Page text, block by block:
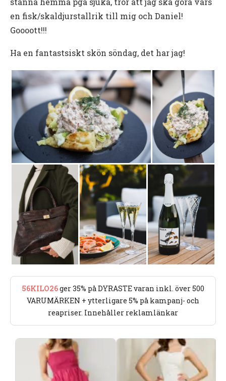
en fisk/skaldjurstallrik till mig och Daniel!
Goooott!!!
Ha en fantastsiskt skön söndag, det har jag!
Videoinnehåll
56KILO26ger 35% på DYRASTE varan inkl. över 500
VARUMÄRKEN + ytterligare 5% på kampanj- och
reapriser. Innehåller reklamlänkar